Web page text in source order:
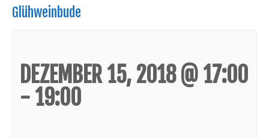
Glühweinbude
DEZEMBER 15, 2018 @ 17:00
-19:00